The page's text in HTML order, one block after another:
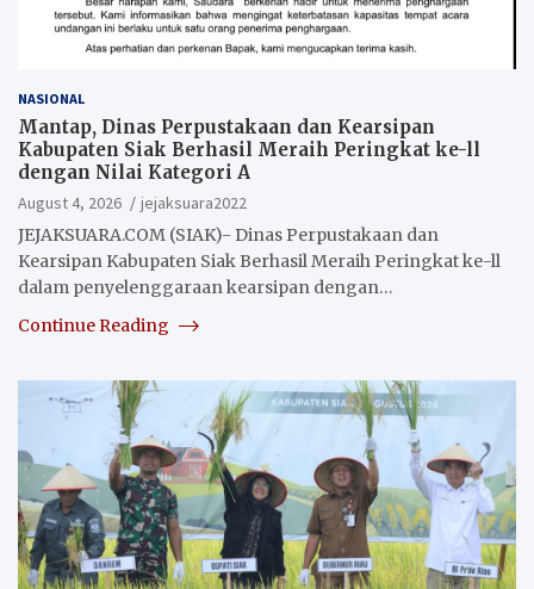
NASIONAL
Mantap, Dinas Perpustakaan dan Kearsipan
Kabupaten Siak Berhasil Meraih Peringkat ke-ll
dengan Nilai Kategori A
August 4, 2026
jejaksuara2022
JEJAKSUARA.COM (SIAK)- Dinas Perpustakaan dan
Kearsipan Kabupaten Siak Berhasil Meraih Peringkat ke-ll
dalam penyelenggaraan kearsipan dengan…
Continue Reading